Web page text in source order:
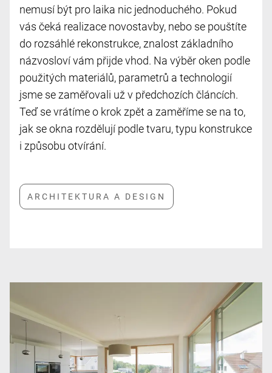
nemusí být pro laika nic jednoduchého. Pokud
vás čeká realizace novostavby, nebo se pouštíte
do rozsáhlé rekonstrukce, znalost základního
názvosloví vám přijde vhod. Na výběr oken podle
použitých materiálů, parametrů a technologií
jsme se zaměřovali už v předchozích článcích.
Teď se vrátíme o krok zpět a zaměříme se na to,
jak se okna rozdělují podle tvaru, typu konstrukce
i způsobu otvírání.